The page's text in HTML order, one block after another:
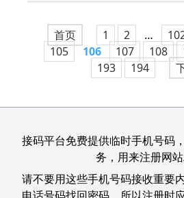
首页 1 2 …
105
106 107 108
193
194
接码平台免费提供临时手机号码
务，用来注册网
请不要用这些手机号码接收重要
电话号码找回密码，所以注册时